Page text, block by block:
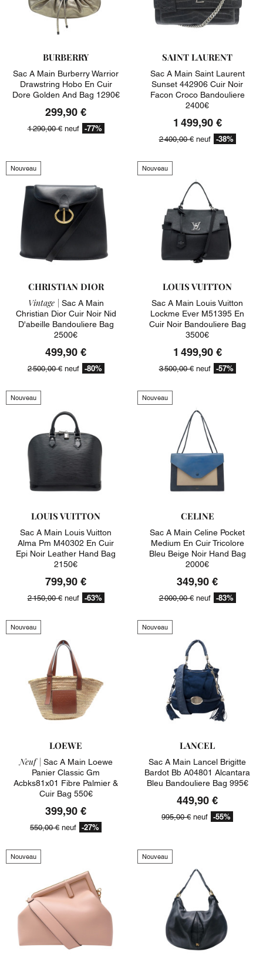
BURBERRY
Sac A Main Burberry Warrior
Drawstring Hobo En Cuir
Dore Golden And Bag 1290€
299,90 €
1 290,00 €neuf -77%
SAINT LAURENT
Sac A Main Saint Laurent
Sunset 442906 Cuir Noir
Facon Croco Bandouliere
2400€
1 499,90 €
2 400,00 €neuf -38%
Nouveau
CHRISTIAN DIOR
Vintage | Sac A Main
Christian Dior Cuir Noir Nid
D'abeille Bandouliere Bag
2500€
499,90 €
2 500,00 €neuf -80%
Nouveau
LOUIS VUITTON
Sac A Main Louis Vuitton
Lockme Ever M51395 En
Cuir Noir Bandouliere Bag
3500€
1 499,90 €
3 500,00 €neuf -57%
Nouveau
LOUIS VUITTON
Sac A Main Louis Vuitton
Alma Pm M40302 En Cuir
Epi Noir Leather Hand Bag
2150€
799,90 €
2 150,00 €neuf -63%
Nouveau
CELINE
Sac A Main Celine Pocket
Medium En Cuir Tricolore
Bleu Beige Noir Hand Bag
2000€
349,90 €
2 000,00 €neuf -83%
Nouveau
LOEWE
Neuf | Sac A Main Loewe
Panier Classic Gm
Acbks81x01 Fibre Palmier &
Cuir Bag 550€
399,90 €
550,00 € neuf -27%
Nouveau
LANCEL
Sac A Main Lancel Brigitte
Bardot Bb A04801 Alcantara
Bleu Bandouliere Bag 995€
449,90 €
995,00 € neuf -55%
Nouveau Nouveau